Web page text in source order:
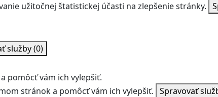
užitočnej štatistickej účasti na zlepšenie stránky.
služby(0)
pomôcť vám ich vylepšiť.
stránok a pomôcť vám ich vylepšiť. Spravovať